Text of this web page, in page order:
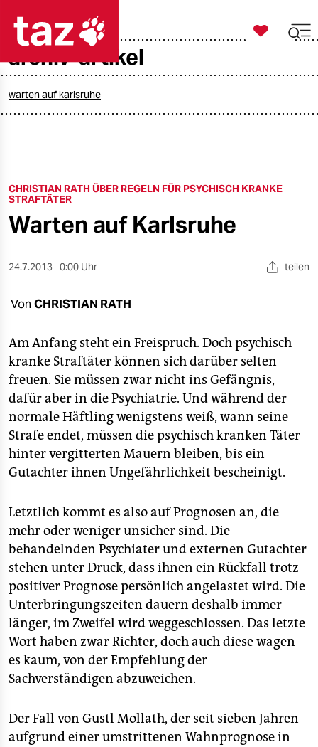
öko
gesellschaft
nord
wahrheit
verlag
verlag
veranstaltungen
fragen & hilfe
unterstützen
abo
genossenschaft
epaper login

taz zahl ich
archiv-artikel
warten auf karlsruhe
CHRISTIAN RATH ÜBER REGELN FÜR PSYCHISCH KRANKE
STRAFTÄTER
Warten auf Karlsruhe
24.7.2013 0:00 Uhr teilen
Von CHRISTIAN RATH
Am Anfang steht ein Freispruch. Doch psychisch
kranke Straftäter können sich darüber selten
freuen. Sie müssen zwar nicht ins Gefängnis,
dafür aber in die Psychiatrie. Und während der
normale Häftling wenigstens weiß, wann seine
Strafe endet, müssen die psychisch kranken Täter
hinter vergitterten Mauern bleiben, bis ein
Gutachter ihnen Ungefährlichkeit bescheinigt.
Letztlich kommt es also auf Prognosen an, die
mehr oder weniger unsicher sind. Die
behandelnden Psychiater und externen Gutachter
stehen unter Druck, dass ihnen ein Rückfall trotz
positiver Prognose persönlich angelastet wird. Die
Unterbringungszeiten dauern deshalb immer
länger, im Zweifel wird weggeschlossen. Das letzte
Wort haben zwar Richter, doch auch diese wagen
es kaum, von der Empfehlung der
Sachverständigen abzuweichen.
Der Fall von Gustl Mollath, der seit sieben Jahren
aufgrund einer umstrittenen Wahnprognose in